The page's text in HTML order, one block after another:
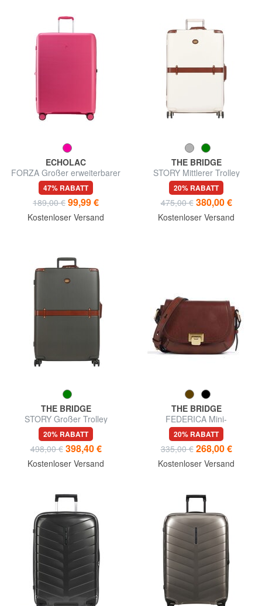
ECHOLAC
FORZA Großer erweiterbarer
Trolley
47% RABATT
189,00 € 99,99 €
Kostenloser Versand
THE BRIDGE
STORY Mittlerer Trolley
20% RABATT
475,00 € 380,00 €
Kostenloser Versand
THE BRIDGE
STORY Großer Trolley
20% RABATT
498,00 € 398,40 €
Kostenloser Versand
THE BRIDGE
FEDERICA Mini-
Umhängetasche aus Leder
20% RABATT
335,00 € 268,00 €
Kostenloser Versand